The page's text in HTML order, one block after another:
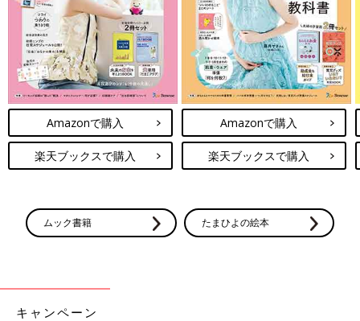
Amazonで購入
楽天ブックスで購入
Amazonで購入
楽天ブックスで購入
ムック書籍 たまひよの絵本
キャンペーン